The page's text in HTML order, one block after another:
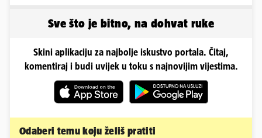
Sve što je bitno, na dohvat ruke
Skini aplikaciju za najbolje iskustvo portala. Čitaj,
komentiraj i budi uvijek u toku s najnovijim vijestima.
Odaberi temu koju želiš pratiti